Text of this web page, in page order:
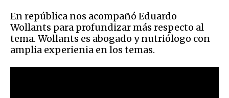
En república nos acompañó Eduardo
Wollants para profundizar más respecto al
tema. Wollants es abogado y nutriólogo con
amplia experienia en los temas.